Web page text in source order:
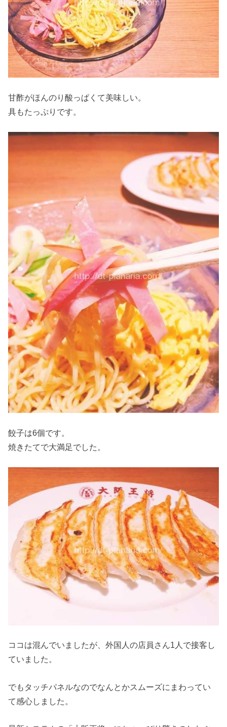
甘酢がほんのり酸っぱくて美味しい。
具もたっぷりです。
餃子は6個です。
焼きたてで大満足でした。
ココは混んでいましたが、外国人の店員さん1人で接客し
ていました。
でもタッチパネルなのでなんとかスムーズにまわってい
て感心しました。